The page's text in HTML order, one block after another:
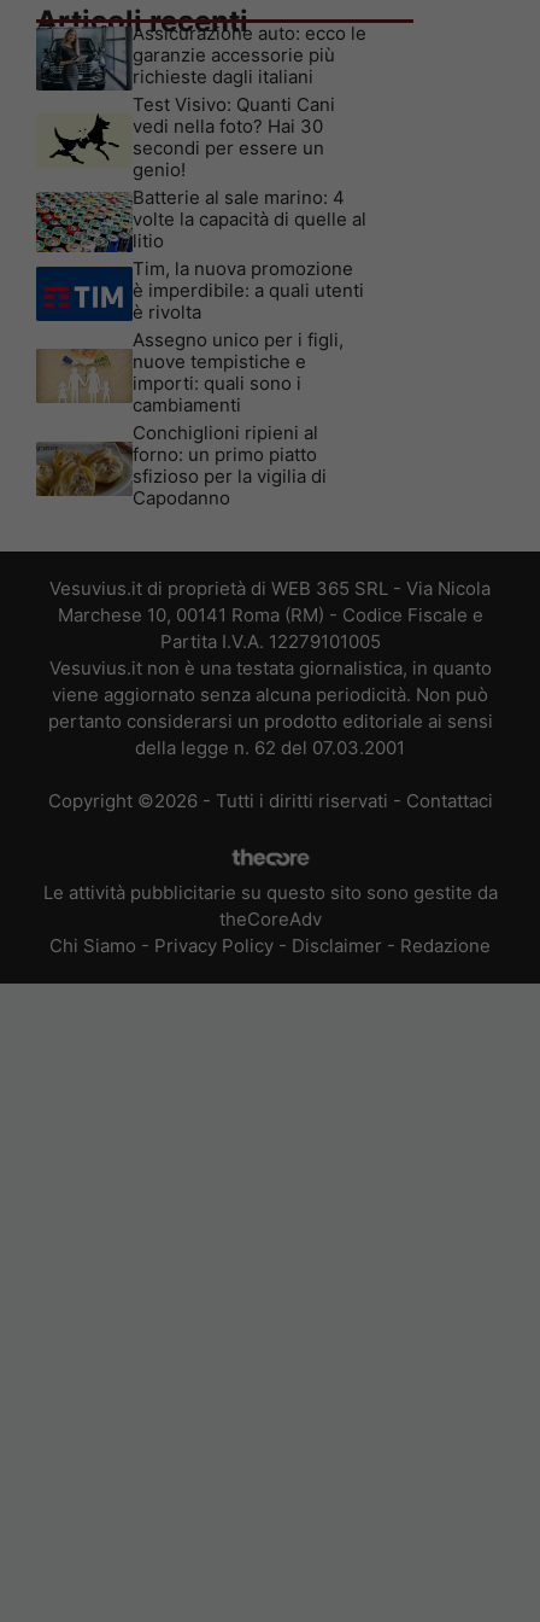
Articoli recenti
Assicurazione auto: ecco le
garanzie accessorie più
richieste dagli italiani
Test Visivo: Quanti Cani
vedi nella foto? Hai 30
secondi per essere un
genio!
Batterie al sale marino: 4
volte la capacità di quelle al
litio
Tim, la nuova promozione
è imperdibile: a quali utenti
è rivolta
Assegno unico per i figli,
nuove tempistiche e
importi: quali sono i
cambiamenti
Conchiglioni ripieni al
forno: un primo piatto
sfizioso per la vigilia di
Capodanno
Vesuvius.it di proprietà di WEB 365 SRL - Via Nicola
Marchese 10, 00141 Roma (RM) - Codice Fiscale e
Partita I.V.A. 12279101005
Vesuvius.it non è una testata giornalistica, in quanto
viene aggiornato senza alcuna periodicità. Non può
pertanto considerarsi un prodotto editoriale ai sensi
della legge n. 62 del 07.03.2001
Copyright ©2026 - Tutti i diritti riservati - Contattaci
Le attività pubblicitarie su questo sito sono gestite da
theCoreAdv
Chi Siamo - Privacy Policy - Disclaimer - Redazione